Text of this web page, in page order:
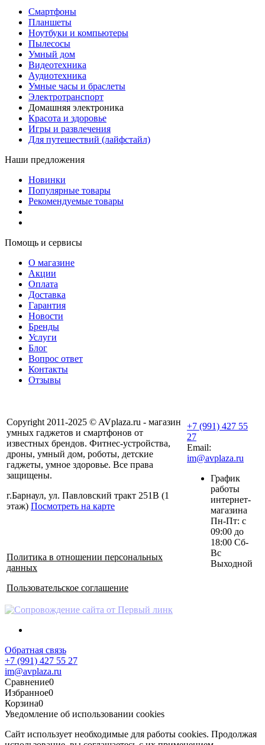
Смартфоны
Планшеты
Ноутбуки и компьютеры
Пылесосы
Умный дом
Видеотехника
Аудиотехника
Умные часы и браслеты
Электротранспорт
Домашняя электроника
Красота и здоровье
Игры и развлечения
Для путешествий (лайфстайл)
Наши предложения
Новинки
Популярные товары
Рекомендуемые товары
Помощь и сервисы
О магазине
Акции
Оплата
Доставка
Гарантия
Новости
Бренды
Услуги
Блог
Вопрос ответ
Контакты
Отзывы
Copyright 2011-2025 © AVplaza.ru - магазин
умных гаджетов и смартфонов от
известных брендов. Фитнес-устройства,
дроны, умный дом, роботы, детские
гаджеты, умное здоровье. Все права
защищены.
г.Барнаул, ул. Павловский тракт 251В (1
этаж) Посмотреть на карте
Политика в отношении персональных
данных
Пользовательское соглашение
+7 (991) 427 55
27
Email:
im@avplaza.ru
График
работы
интернет-
магазина
Пн-Пт: с
09:00 до
18:00 Сб-
Вс
Выходной
Обратная связь
+7 (991) 427 55 27
im@avplaza.ru
Сравнение0
Избранное0
Корзина0
Уведомление об использовании cookies
Сайт использует необходимые для работы cookies. Продолжая